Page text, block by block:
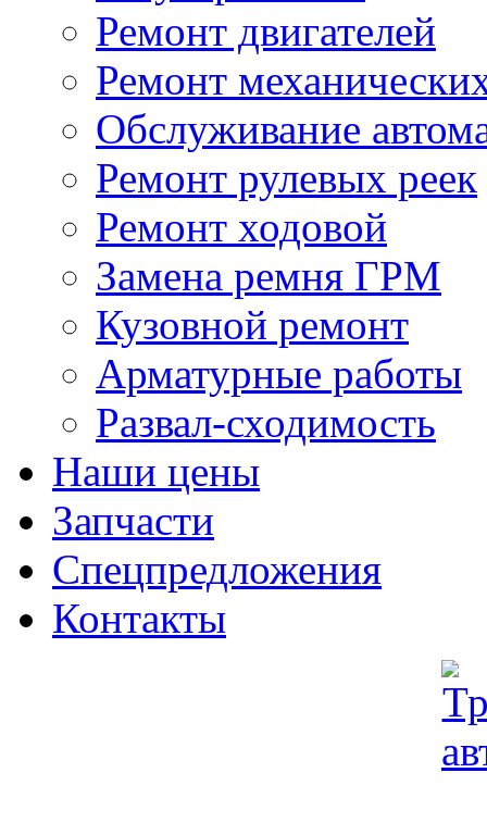
Ремонт двигателей
Ремонт
Обслуживание
Ремонт рулевых реек
Ремонт ходовой
Замена ремня ГРМ
Кузовной ремонт
Арматурные работы
Развал-сходимость
Наши цены
Запчасти
Спецпредложения
Контакты